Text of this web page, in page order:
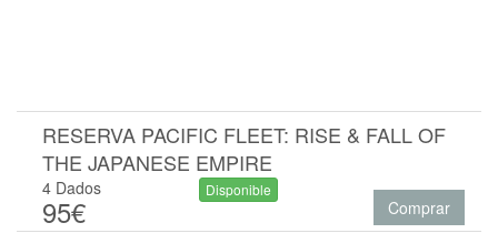
RESERVA PACIFIC FLEET: RISE & FALL OF
THE JAPANESE EMPIRE
4 Dados
95€
Disponible
Comprar